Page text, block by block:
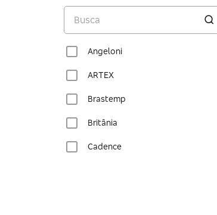
Angeloni
ARTEX
Brastemp
Britânia
Cadence